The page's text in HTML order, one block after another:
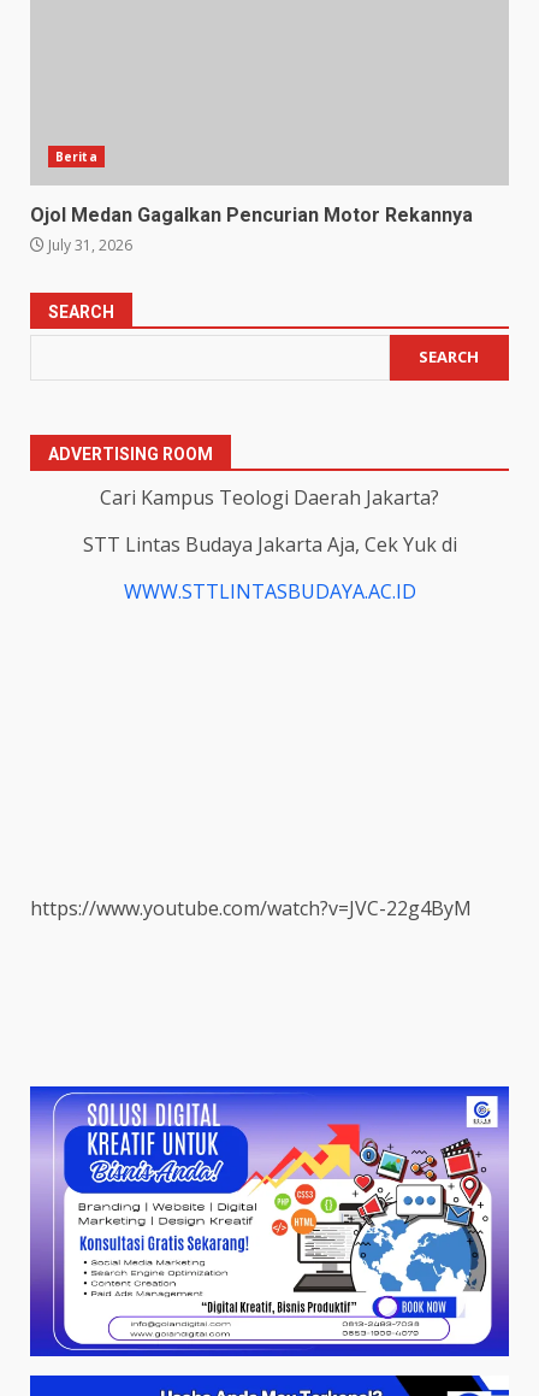
Berita
Ojol Medan Gagalkan Pencurian Motor Rekannya
July 31, 2026
SEARCH
SEARCH
ADVERTISING ROOM
Cari Kampus Teologi Daerah Jakarta?
STT Lintas Budaya Jakarta Aja, Cek Yuk di
WWW.STTLINTASBUDAYA.AC.ID
https://www.youtube.com/watch?v=JVC-22g4ByM